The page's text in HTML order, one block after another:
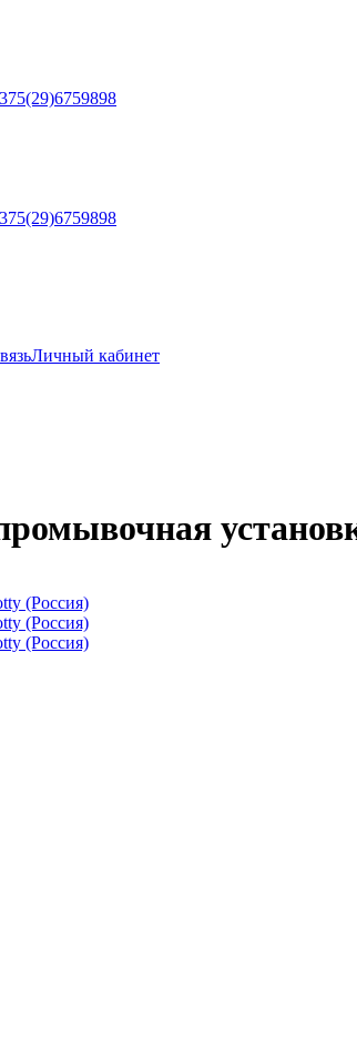
Личный кабинет